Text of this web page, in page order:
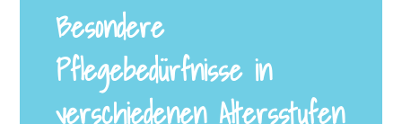
Besondere
Pflegebedürfnisse in
verschiedenen Altersstufen